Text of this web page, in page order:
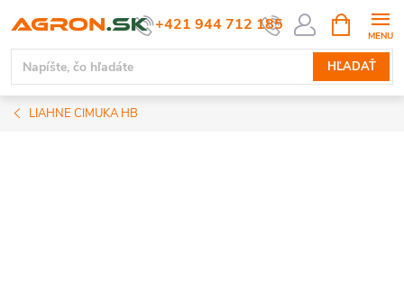
na
obsah
+421 944 712 185
HĽADAŤ
KOŠÍK
LIAHNE CIMUKA HB